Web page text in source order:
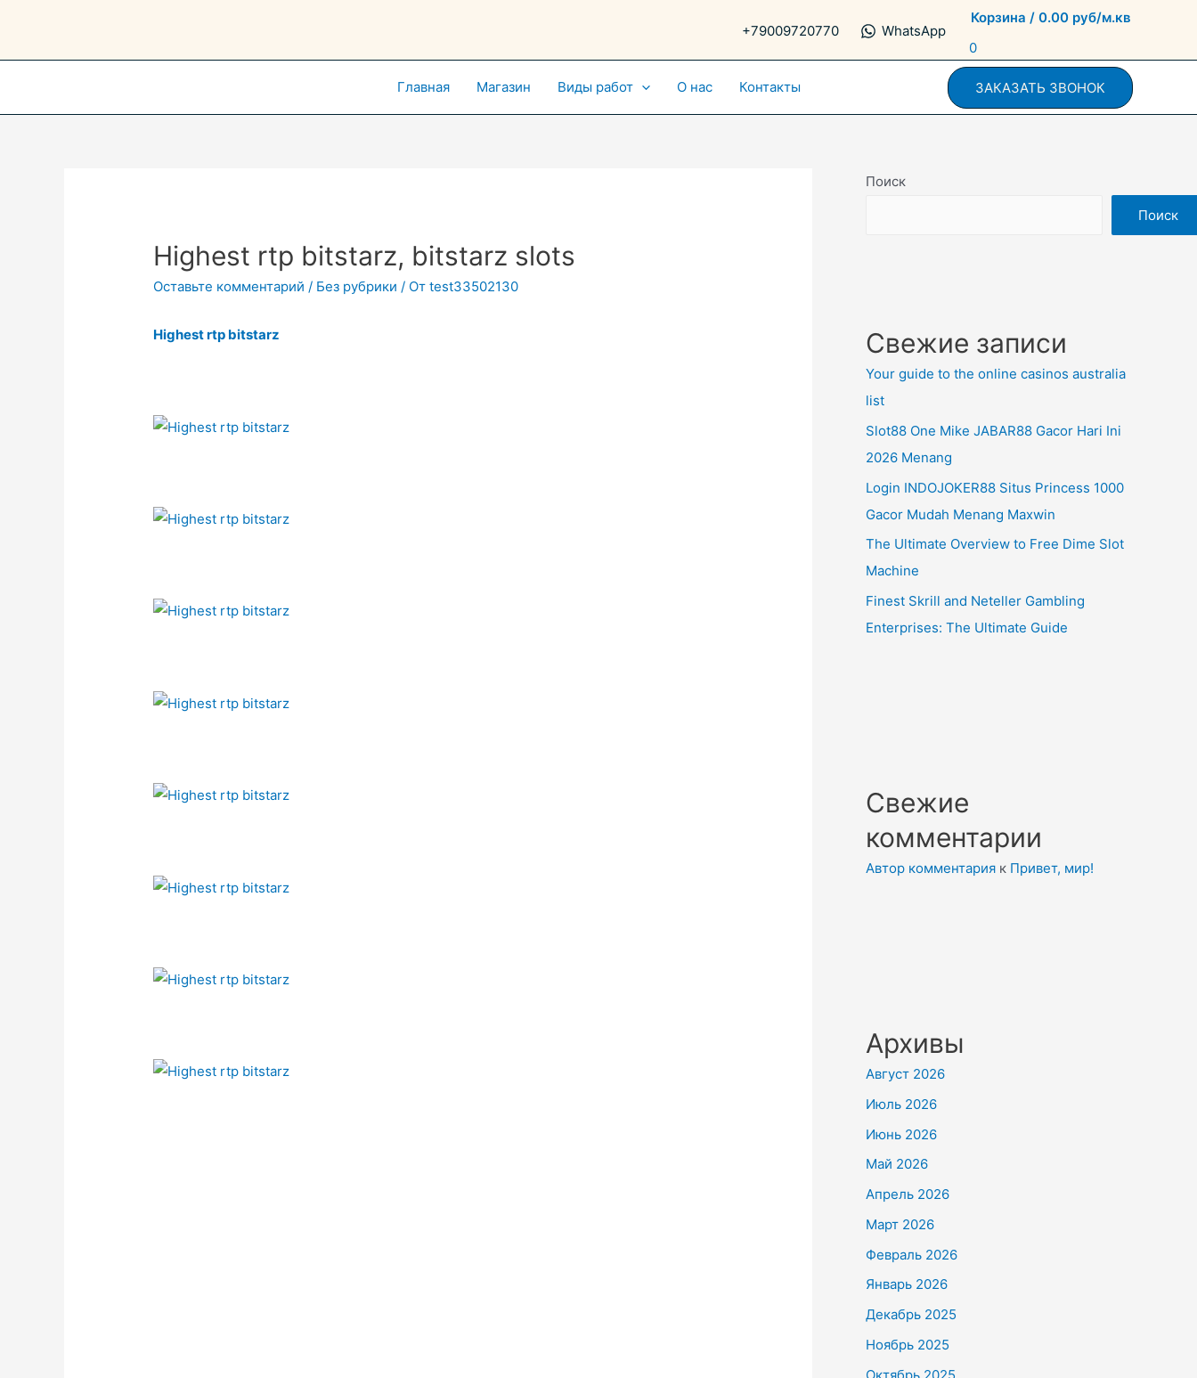
содержимому
+79009720770 WhatsApp
Корзина / 0.00 руб/м.кв
0
Главная Магазин Виды работ О нас Контакты ЗАКАЗАТЬ ЗВОНОК
Highest rtp bitstarz, bitstarz slots
Оставьте комментарий / Без рубрики / От test33502130
Highest rtp bitstarz
Поиск
Поиск
Свежие записи
Your guide to the online casinos australia
list
Slot88 One Mike JABAR88 Gacor Hari Ini
2026 Menang
Login INDOJOKER88 Situs Princess 1000
Gacor Mudah Menang Maxwin
The Ultimate Overview to Free Dime Slot
Machine
Finest Skrill and Neteller Gambling
Enterprises: The Ultimate Guide
Свежие
комментарии
Автор комментария к Привет, мир!
Архивы
Август 2026
Июль 2026
Июнь 2026
Май 2026
Апрель 2026
Март 2026
Февраль 2026
Январь 2026
Декабрь 2025
Ноябрь 2025
Октябрь 2025